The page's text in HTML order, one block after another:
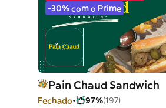
-30% com o Prime
Pain Chaud Sandwich
Fechado 97%(197)